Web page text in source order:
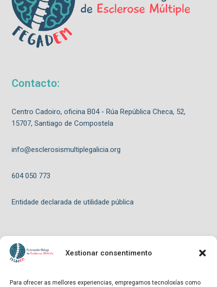
Xestionar consentimento
Para ofrecer as mellores experiencias, empregamos tecnoloxías como
Contacto:
Centro Cadoiro, oficina B04 - Rúa República Checa, 52,
15707, Santiago de Compostela
info@esclerosismultiplegalicia.org
604 050 773
Entidade declarada de utilidade pública